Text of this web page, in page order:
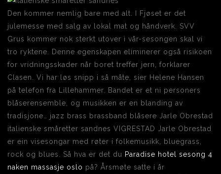
Den kommer nemlig bare med alt. I Fjøset er det
julemesse med salg av lokal mat og håndverk. SVV
Grus kommer nok sterkt utover i vår-sesongen skal vi
tro ryktene. Denne egenskapen eliminerer også risikoen
for vridningsskader når boret treffer jern, forklarer
Clasen. Vi har løs snipp i så måte, sier Helene Hansen
på telefon fra Lillehammer. Bandet er et ni personers
blåserensemble, og musikken er en blanding av
tradisjone… jazz brass brassband blåsere Jarle Obrestad
italienske småretter sandnes VIGRESTAD Jarle Obrestad
er ein visesongar med røter i folkemusikk, bluegrass,
rock og blues. Så hva er det du Paradise hotel sesong 4
naken massasje oslo på? Årsmøte satte i år